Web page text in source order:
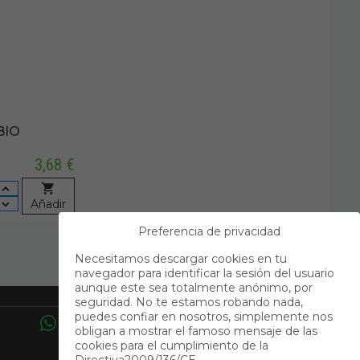
3,68 €
Añadir
Contacto
Preferencia de privacidad
Necesitamos descargar cookies en tu
navegador para identificar la sesión del usuario
aunque este sea totalmente anónimo, por
seguridad. No te estamos robando nada,
puedes confiar en nosotros, simplemente nos
obligan a mostrar el famoso mensaje de las
cookies para el cumplimiento de la